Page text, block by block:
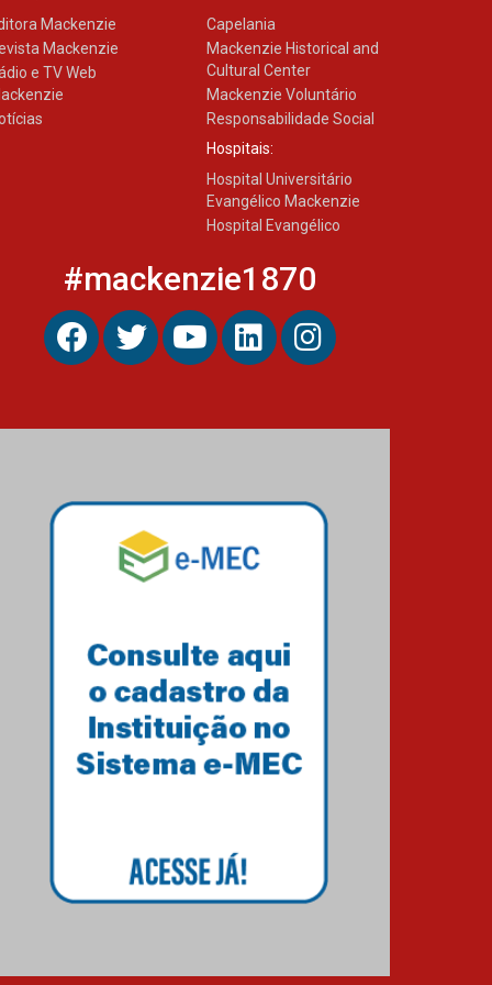
Mackenzie
Mackenzie
e TV Web
Capelania
Mackenzie Historical and
Cultural Center
Mackenzie Voluntário
Responsabilidade Social
Hospitais:
Hospital Universitário
Evangélico Mackenzie
Hospital Evangélico
#mackenzie1870